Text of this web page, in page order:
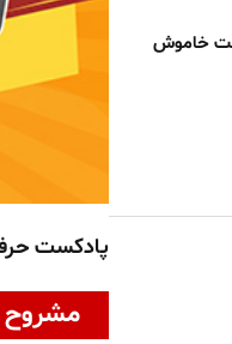
خاموش
پادکست
مشروح